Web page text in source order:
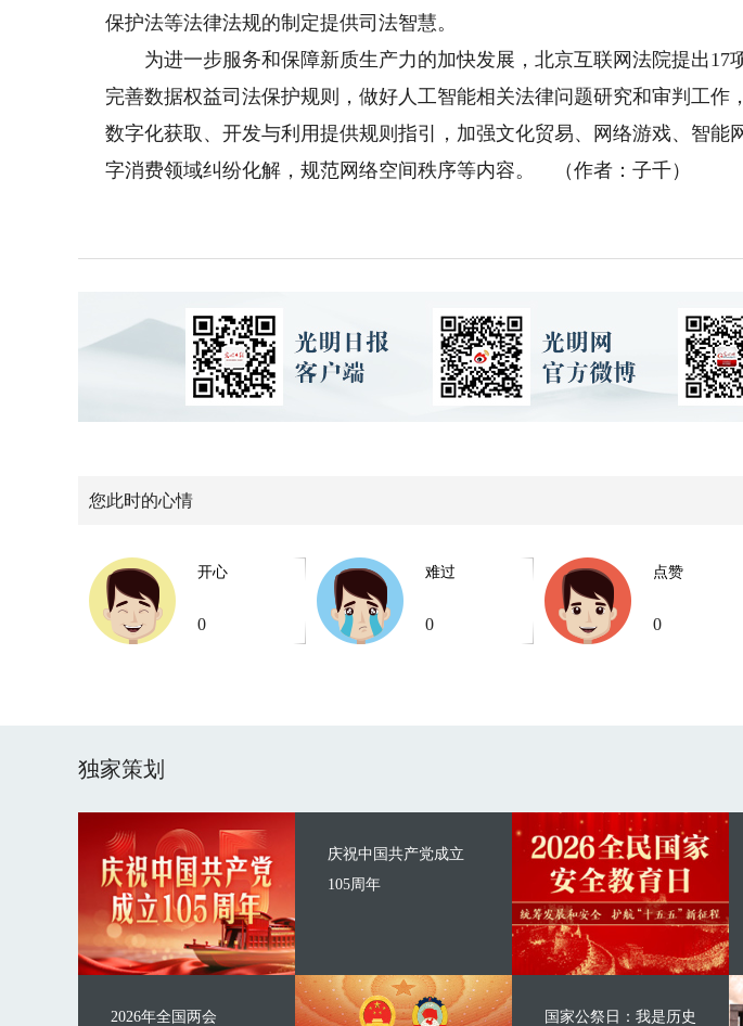
保护法等法律法规的制定提供司法智慧。
为进一步服务和保障新质生产力的加快发展，北京互联网法院提出17
完善数据权益司法保护规则，做好人工智能相关法律问题研究和审判工作
数字化获取、开发与利用提供规则指引，加强文化贸易、网络游戏、智能
字消费领域纠纷化解，规范网络空间秩序等内容。 （作者：子千）
您此时的心情
开心
0
难过
0
点赞
0
独家策划
庆祝中国共产党成立
105周年
2026年全国两会
国家公祭日：我是历史